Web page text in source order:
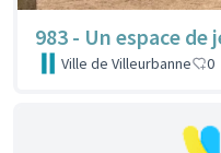
983 - Un espace
Ville de Villeurbanne 0